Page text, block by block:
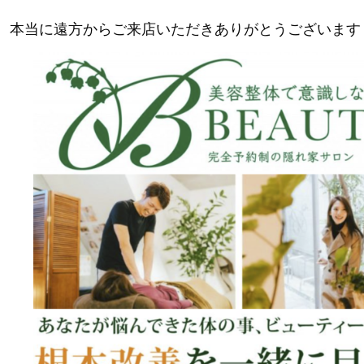
本当に遠方からご来店いただきありがとうございま